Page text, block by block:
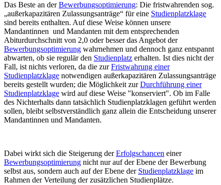
Das Beste an derBewerbungsoptimierung: Die fristwahrenden sog.
„außerkapazitären Zulassungsanträge“ für eine Studienplatzklage
sind bereits enthalten. Auf diese Weise können unsere
Mandantinnen und Mandanten mit dem entsprechenden
Abiturdurchschnitt von 2,0 oder besser das Angebot der
Bewerbungsoptimierung wahrnehmen und dennoch ganz entspannt
abwarten, ob sie regulär den Studienplatz erhalten. Ist dies nicht der
Fall, ist nichts verloren, da die zurFristwahrung einer
Studienplatzklage notwendigen außerkapazitären Zulassungsanträge
bereits gestellt wurden; die Möglichkeit zurDurchführung einer
Studienplatzklage wird auf diese Weise "konserviert". Ob im Falle
des Nichterhalts dann tatsächlich Studienplatzklagen geführt werden
sollen, bleibt selbstverständlich ganz allein die Entscheidung unserer
Mandantinnen und Mandanten.
Dabei wirkt sich die Steigerung derErfolgschancen einer
Bewerbungsoptimierung nicht nur auf der Ebene der Bewerbung
selbst aus, sondern auch auf der Ebene der Studienplatzklage im
Rahmen der Verteilung der zusätzlichen Studienplätze.